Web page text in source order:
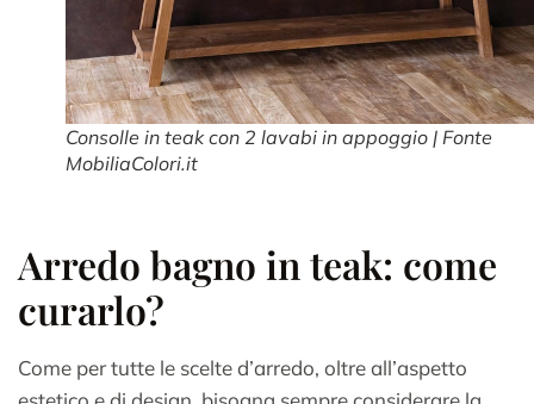
Consolle in teak con 2 lavabi in appoggio | Fonte
MobiliaColori.it
Arredo bagno in teak: come
curarlo?
Come per tutte le scelte d’arredo, oltre all’aspetto